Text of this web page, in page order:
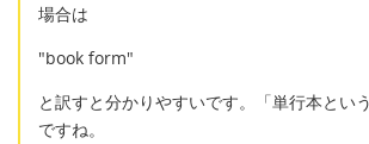
場合は
"book form"
と訳すと分かりやすいです。「単行本とい
ですね。